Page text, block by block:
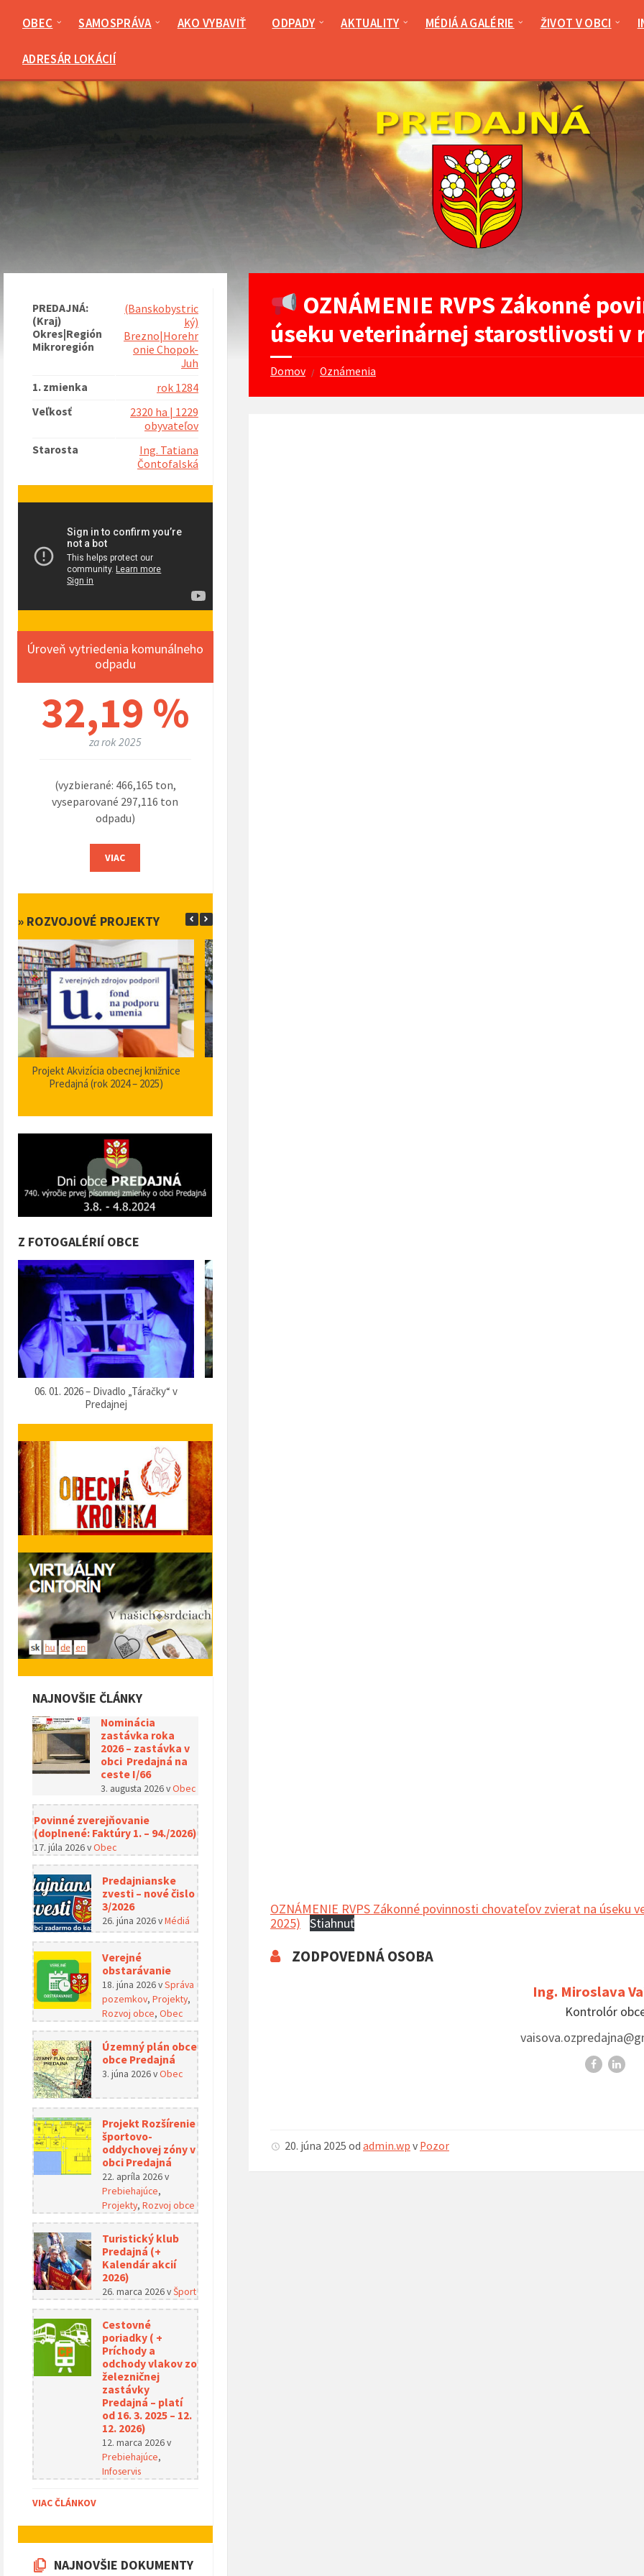
OBEC SAMOSPRÁVA AKO VYBAVIŤ ODPADY AKTUALITY MÉDIÁ A GALÉRIE ŽIVOT V OBCI
ADRESÁR LOKÁCIÍ
OZNÁMENIE RVPS Zákonné
úseku veterinárnej starostlivosti v
Domov / Oznámenia
OZNÁMENIE RVPS Zákonné povinnosti chovateľov zvierat na úseku
2025)
Stiahnuť
ZODPOVEDNÁ OSOBA
Ing. Miroslava
Kontrolór
Facebook
20. júna 2025 od admin.wp v Pozor
PREDAJNÁ:
(Kraj)
Okres|Región
Mikroregión
(Banskobystric
ký)
Brezno|Horehr
onie Chopok-
Juh
1. zmienka
rok 1284
Veľkosť
2320 ha | 1229
obyvateľov
Starosta
Ing. Tatiana
Čontofalská
Úroveň vytriedenia komunálneho
odpadu
32,19 %
za rok 2025
(vyzbierané: 466,165 ton,
vyseparované 297,116 ton
odpadu)
VIAC
» ROZVOJOVÉ PROJEKTY
Zabezpečenie zvýšenia bezpečnosti a
plynulosti premávky – I/66 Predajná
Z FOTOGALÉRIÍ OBCE
07. 12. 2025 – Vítanie Mikuláša
NAJNOVŠIE ČLÁNKY
Nominácia
zastávka roka
2026 – zastávka v
obci Predajná na
ceste I/66
3. augusta 2026vObec
Povinné zverejňovanie
(doplnené: Faktúry 1. – 94./2026)
17. júla 2026vObec
Predajnianske
zvesti – nové čislo
3/2026
26. júna 2026vMédiá
Verejné
obstarávanie
18. júna 2026vSpráva
pozemkov, Projekty,
Rozvoj obce, Obec
Územný plán obce
obce Predajná
3. júna 2026vObec
Projekt Rozšírenie
športovo-
oddychovej zóny v
obci Predajná
22. apríla 2026v
Prebiehajúce,
Projekty, Rozvoj obce
Turistický klub
Predajná (+
Kalendár akcií
2026)
26. marca 2026vŠport
Cestovné
poriadky ( +
Príchody a
odchody vlakov zo
železničnej
zastávky
Predajná – platí
od 16. 3. 2025 – 12.
12. 2026)
12. marca 2026v
Prebiehajúce,
Infoservis
VIAC ČLÁNKOV
NAJNOVŠIE DOKUMENTY